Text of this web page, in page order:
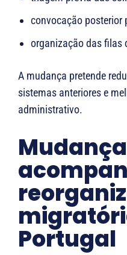
convocação posterior
organização das filas
A mudança pretende
sistemas anteriores e
administrativo.
Mudança
Portugal